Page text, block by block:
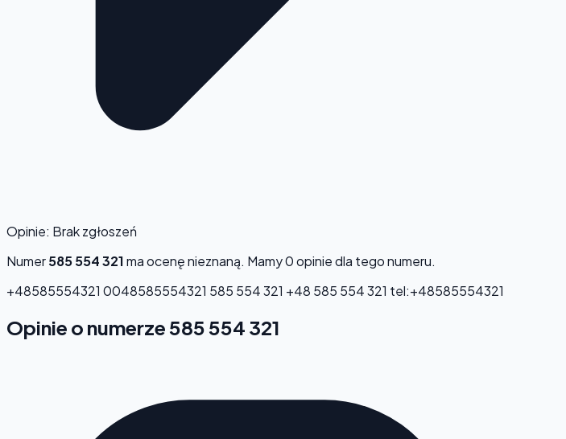
Opinie: Brak zgłoszeń
Numer585 554 321ma ocenęnieznaną. Mamy 0 opinie dla tego numeru.
+48585554321 0048585554321 585 554 321 +48 585 554 321 tel:+48585554321
Opinie o numerze 585 554 321